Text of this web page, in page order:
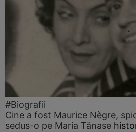
#Biografii
Cine a fost Maurice Nègre,
sedus-o pe Maria Tănase